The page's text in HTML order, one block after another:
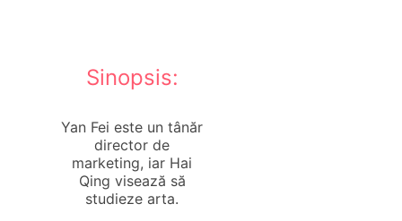
Sinopsis:
Yan Fei este un tânăr
director de
marketing, iar Hai
Qing visează să
studieze arta.